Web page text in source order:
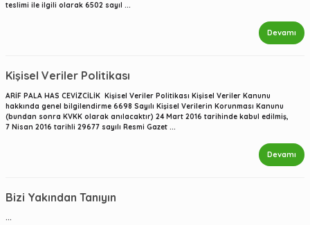
teslimi ile ilgili olarak 6502 sayıl ...
Devamı
Kişisel Veriler Politikası
ARİF PALA HAS CEVİZCİLİK Kişisel Veriler Politikası Kişisel Veriler Kanunu
hakkında genel bilgilendirme 6698 Sayılı Kişisel Verilerin Korunması Kanunu
(bundan sonra KVKK olarak anılacaktır) 24 Mart 2016 tarihinde kabul edilmiş,
7 Nisan 2016 tarihli 29677 sayılı Resmi Gazet ...
Devamı
Bizi Yakından Tanıyın
...